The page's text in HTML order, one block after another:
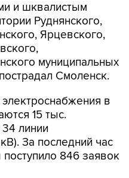
и шквалистым
Руднянского,
Ярцевского,
муниципальных
Смоленск.
в
15 тыс.
линии
За последний час
846 заявок